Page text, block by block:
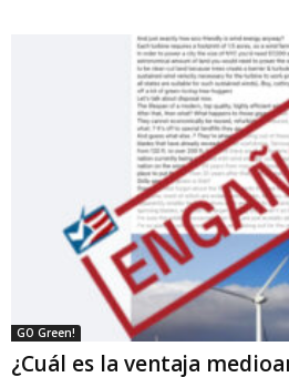
GO Green!
¿Cuál es la ventaja